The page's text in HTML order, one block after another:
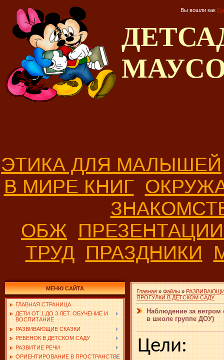
Вы вошли как
ЭТИКА ДЛЯ МАЛЫШЕЙ
В МИРЕ КНИГ
ОБЖ
ТРУД ПРАЗДНИКИ
МЕНЮ САЙТА
ГЛАВНАЯ СТРАНИЦА
ДЕТИ ОТ 1 ДО 3 ЛЕТ. ОБУЧЕНИЕ И
ВОСПИТАНИЕ
РАЗВИВАЮЩИЕ СКАЗКИ
РЕБЕНОК В ДЕТСКОМ САДУ
РАЗВИТИЕ РЕЧИ
ОРИЕНТИРОВАНИЕ В ПРОСТРАНСТВЕ
Главная » Файлы »
ПРОГУЛКИ В ДЕТСКОМ САДУ
Наблюдение за ветром
в школе группе ДОУ)
Цели: